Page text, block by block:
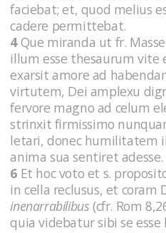
faciebat; et, quod melius
cadere permittebat.
4Que miranda ut fr.
illum esse thesaurum
exarsit amore ad
virtutem, Dei amplexu
fervore magno ad celum
strinxit firmissimo
letari, donec humilitatem
anima sua sentiret adesse.
6 Et hoc voto et s.
in cella reclusus, et coram
inenarrabilibus (cfr. Rom
quia videbatur sibi se